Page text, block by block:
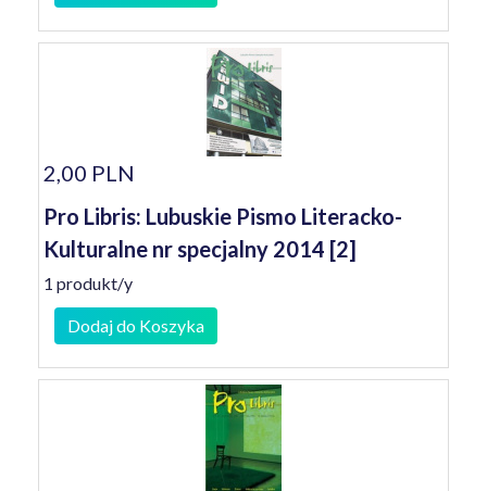
2,00 PLN
Pro Libris: Lubuskie Pismo Literacko-
Kulturalne nr specjalny 2014 [2]
1 produkt/y
Dodaj do Koszyka